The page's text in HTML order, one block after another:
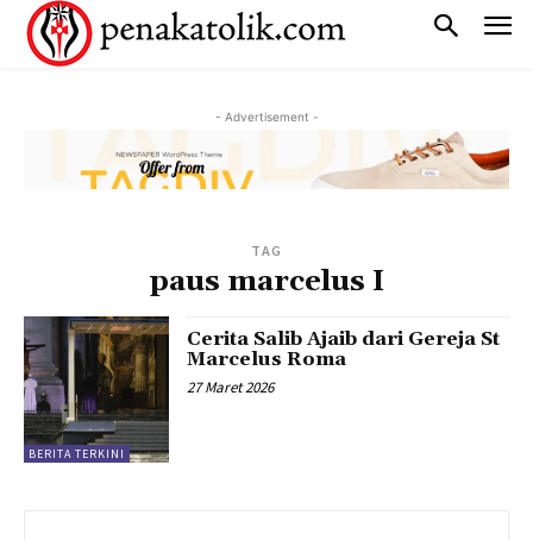
- Advertisement -
TAG
paus marcelus I
BERITA TERKINI
Cerita Salib Ajaib dari Gereja St
Marcelus Roma
27 Maret 2026